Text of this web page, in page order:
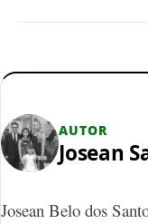
AUTOR
Josean
Josean Belo dos